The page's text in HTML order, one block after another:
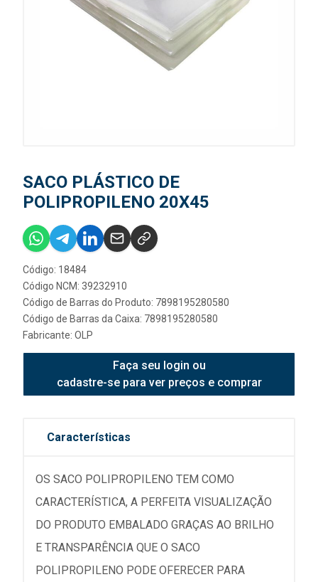
SACO PLÁSTICO DE
POLIPROPILENO 20X45
Código: 18484
Código NCM: 39232910
Código de Barras do Produto: 7898195280580
Código de Barras da Caixa: 7898195280580
Fabricante: OLP
Faça seu login ou
cadastre-se para ver preços e comprar
Características
OS SACO POLIPROPILENO TEM COMO
CARACTERÍSTICA, A PERFEITA VISUALIZAÇÃO
DO PRODUTO EMBALADO GRAÇAS AO BRILHO
E TRANSPARÊNCIA QUE O SACO
POLIPROPILENO PODE OFERECER PARA